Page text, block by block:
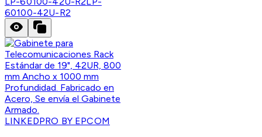
60100-42U-R2
LINKEDPRO BY EPCOM